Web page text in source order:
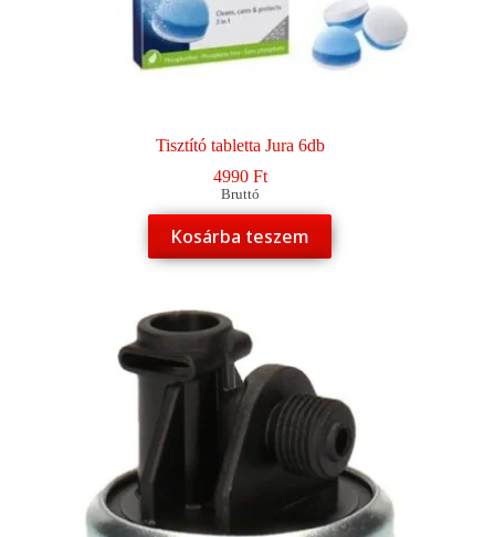
Tisztító tabletta Jura 6db
4990 Ft
Bruttó
Kosárba teszem